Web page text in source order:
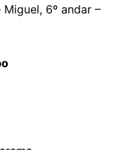
6º andar –